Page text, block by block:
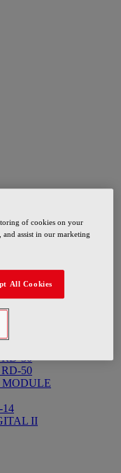
MODULE
GEN
II HP
30
30
50
14
II
of cookies on your
and assist in our marketing
All Cookies